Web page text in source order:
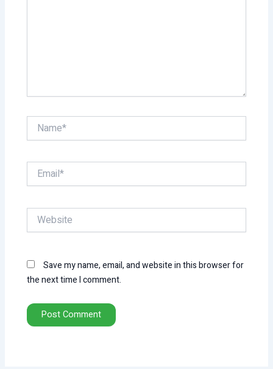
Name*
Email*
Website
Save my name, email, and website in this browser for
the next time I comment.